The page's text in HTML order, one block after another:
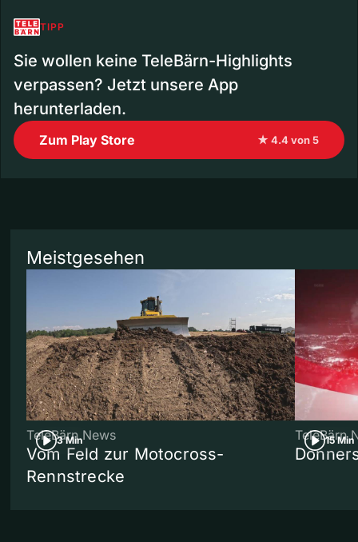
TIPP
Sie wollen keine TeleBärn-Highlights
verpassen? Jetzt unsere App
herunterladen.
Zum Play Store ★ 4.4 von 5
Meistgesehen
3 Min
TeleBärn News
Vom Feld zur Motocross-
Rennstrecke
15 Min
TeleBärn